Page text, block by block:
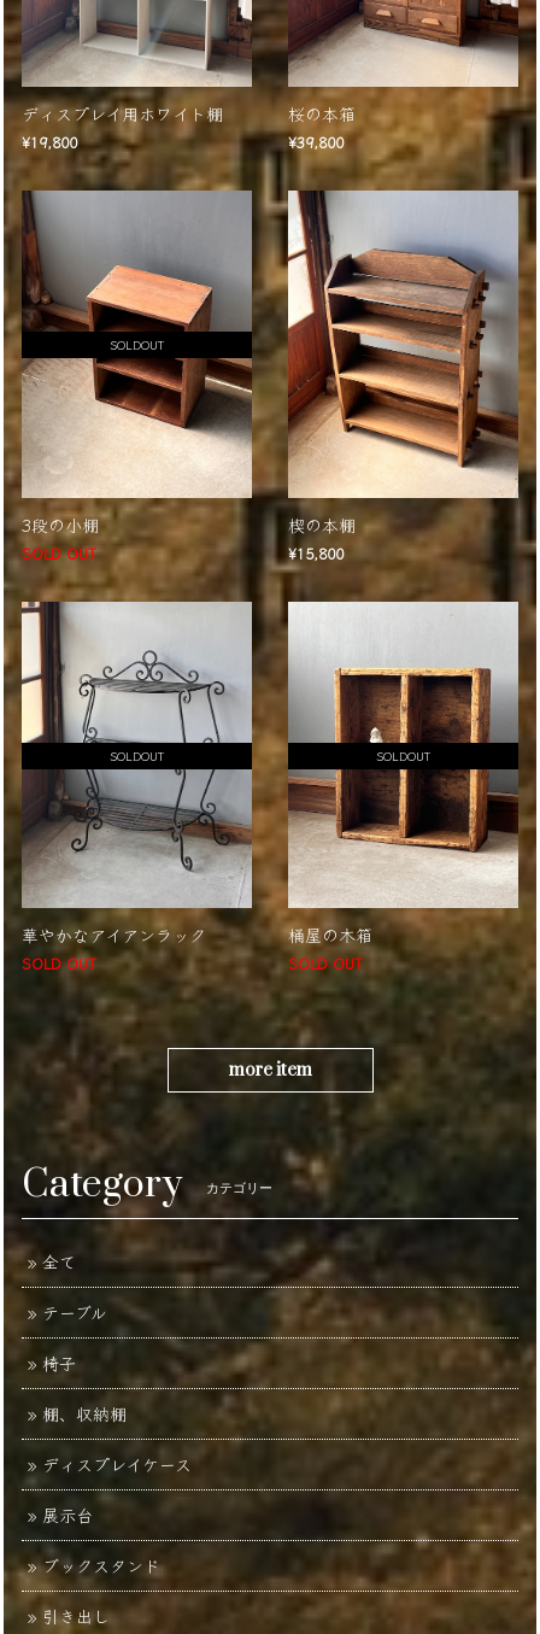
ディスプレイ用ホワイト棚
¥19,800
桜の本箱
¥39,800
SOLDOUT
3段の小棚
SOLD OUT
楔の本棚
¥15,800
SOLDOUT
華やかなアイアンラック
SOLD OUT
SOLDOUT
桶屋の木箱
SOLD OUT
more item
Category カテゴリー
全て
テーブル
椅子
棚、収納棚
ディスプレイケース
展示台
ブックスタンド
引き出し